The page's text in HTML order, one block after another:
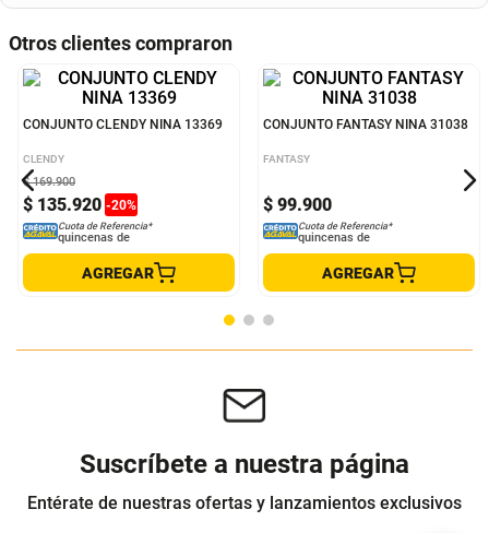
Otros clientes compraron
CONJUNTO CLENDY NINA 13369
$ 135.920
CONJUNTO FANTASY NINA 31038
$ 99.900